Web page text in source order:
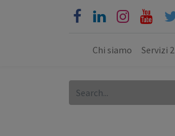
Chi siamo Servizi 2